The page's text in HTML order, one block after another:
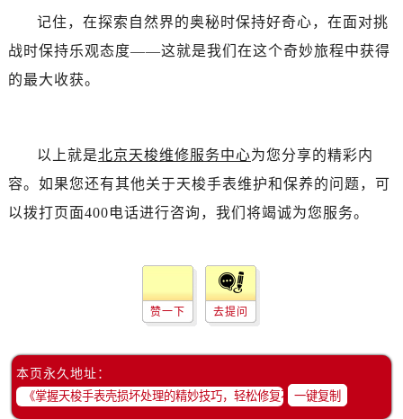
记住，在探索自然界的奥秘时保持好奇心，在面对挑
战时保持乐观态度——这就是我们在这个奇妙旅程中获得
的最大收获。
以上就是北京天梭维修服务中心为您分享的精彩内
容。如果您还有其他关于天梭手表维护和保养的问题，可
以拨打页面400电话进行咨询，我们将竭诚为您服务。
赞一下 去提问
本页永久地址：
一键复制